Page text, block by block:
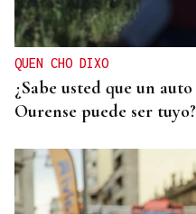
QUEN CHO DIXO
¿Sabe usted que un
Ourense puede ser tuyo?